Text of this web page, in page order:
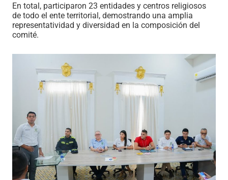
En total, participaron 23 entidades y centros religiosos
de todo el ente territorial, demostrando una amplia
representatividad y diversidad en la composición del
comité.